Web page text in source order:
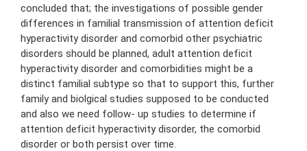
concluded that; the investigations of possible gender
differences in familial transmission of attention deficit
hyperactivity disorder and comorbid other psychiatric
disorders should be planned, adult attention deficit
hyperactivity disorder and comorbidities might be a
distinct familial subtype so that to support this, further
family and biolgical studies supposed to be conducted
and also we need follow- up studies to determine if
attention deficit hyperactivity disorder, the comorbid
disorder or both persist over time.